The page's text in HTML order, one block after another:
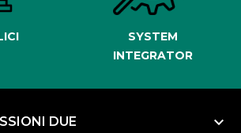
SYSTEM
INTEGRATOR
DUE keyboard_arrow_down